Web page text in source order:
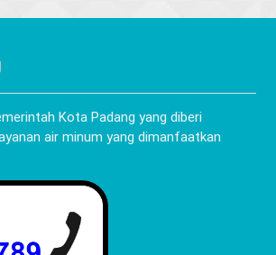
Kota Padang yang diberi
air minum yang dimanfaatkan